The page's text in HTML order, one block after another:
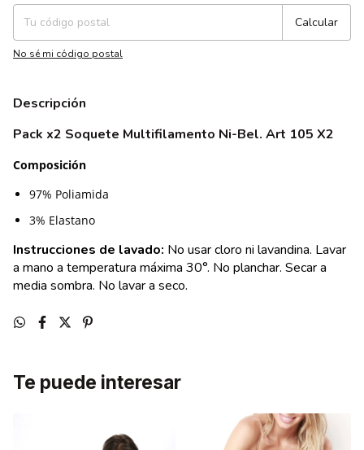
Calcular
No sé mi código postal
Descripción
Pack x2 Soquete Multifilamento Ni-Bel. Art 105 X2
Composición
97% Poliamida
3% Elastano
Instrucciones de lavado: No usar cloro ni lavandina. Lavar
a mano a temperatura máxima 30°. No planchar. Secar a
media sombra. No lavar a seco.
Te puede interesar